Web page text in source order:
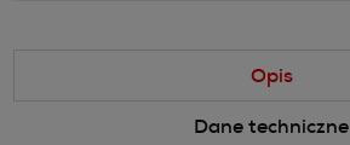
Opis
Dane techniczne